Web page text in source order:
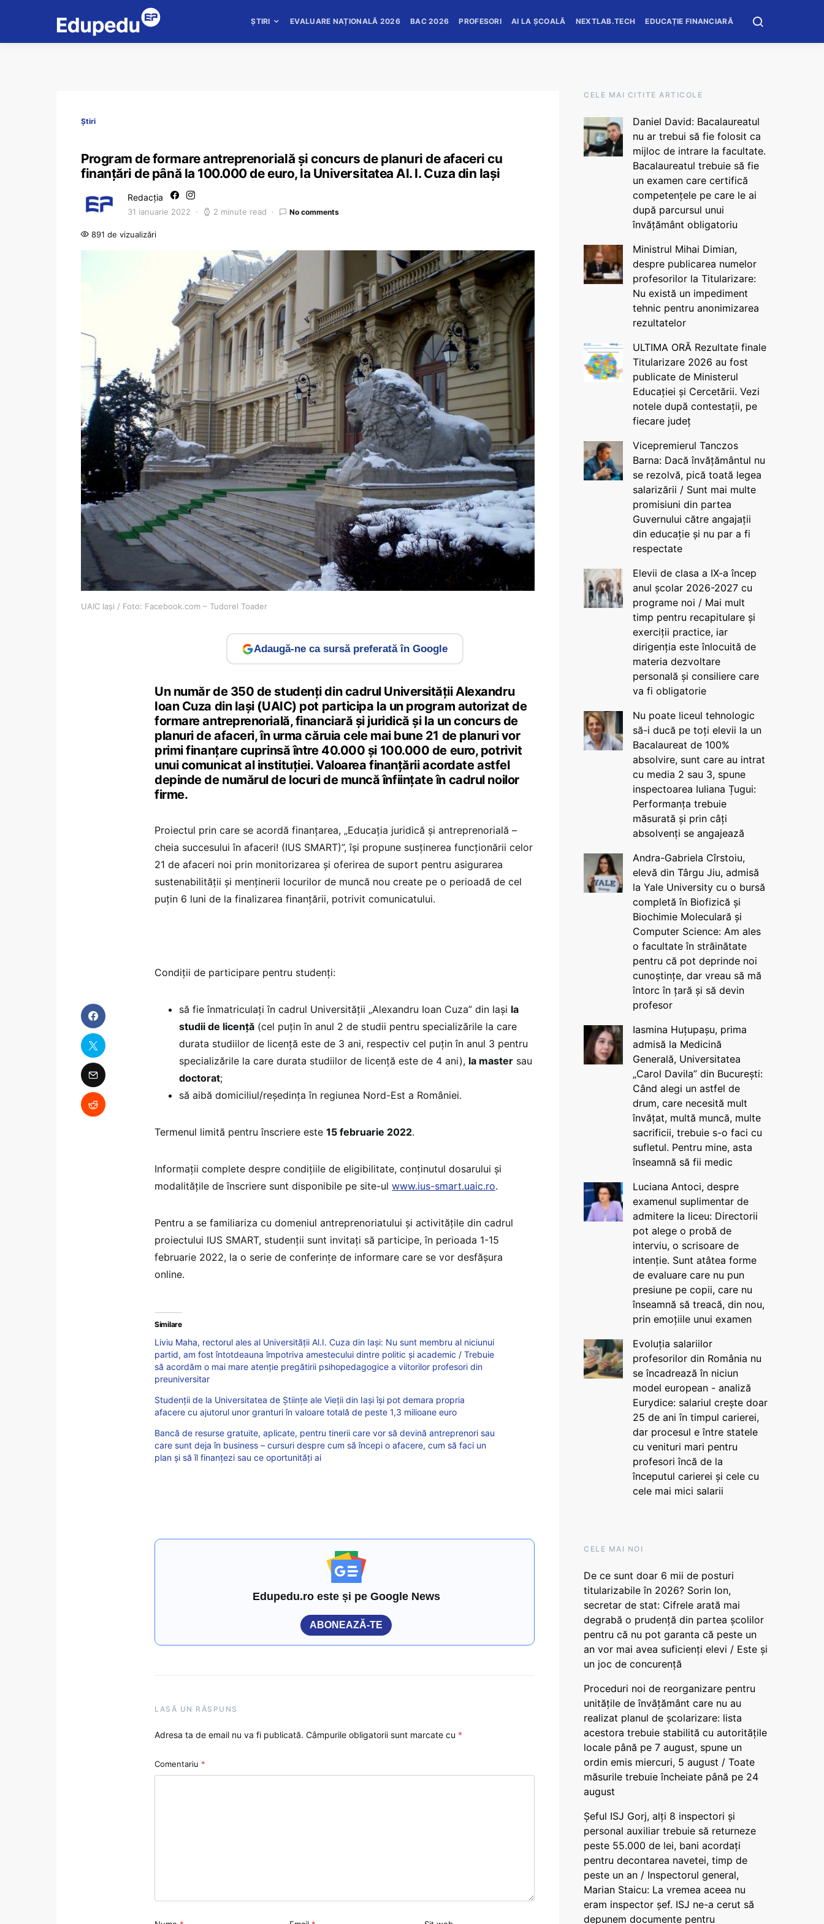
ȘTIRI EVALUARE NAȚIONALĂ 2026 BAC 2026 PROFESORI AI LA ȘCOALĂ NEXTLAB.TECH EDUCAȚIE FINANCIARĂ
Știri
Program de formare antreprenorială și concurs de planuri de afaceri cu
finanțări de până la 100.000 de euro, la Universitatea Al. I. Cuza din Iași
Redacția
31 ianuarie 2022 2 minute read No comments
891 de vizualizări
UAIC Iași / Foto: Facebook.com – Tudorel Toader
Adaugă-ne ca sursă preferată în Google
Un număr de 350 de studenți din cadrul Universității Alexandru
Ioan Cuza din Iași (UAIC) pot participa la un program autorizat de
formare antreprenorială, financiară și juridică și la un concurs de
planuri de afaceri, în urma căruia cele mai bune 21 de planuri vor
primi finanțare cuprinsă între 40.000 și 100.000 de euro, potrivit
unui comunicat al instituției. Valoarea finanțării acordate astfel
depinde de numărul de locuri de muncă înființate în cadrul noilor
firme.
Proiectul prin care se acordă finanțarea, „Educația juridică și antreprenorială –
cheia succesului în afaceri! (IUS SMART)”, își propune susținerea funcționării celor
21 de afaceri noi prin monitorizarea și oferirea de suport pentru asigurarea
sustenabilității și menținerii locurilor de muncă nou create pe o perioadă de cel
puțin 6 luni de la finalizarea finanțării, potrivit comunicatului.
Condiții de participare pentru studenți:
să fie înmatriculați în cadrul Universității „Alexandru Ioan Cuza” din Iași la
studii de licență (cel puțin în anul 2 de studii pentru specializările la care
durata studiilor de licență este de 3 ani, respectiv cel puțin în anul 3 pentru
specializările la care durata studiilor de licență este de 4 ani), la master sau
doctorat;
să aibă domiciliul/reședința în regiunea Nord-Est a României.
Termenul limită pentru înscriere este 15 februarie 2022.
Informații complete despre condițiile de eligibilitate, conținutul dosarului și
modalitățile de înscriere sunt disponibile pe site-ul www.ius-smart.uaic.ro.
Pentru a se familiariza cu domeniul antreprenoriatului și activitățile din cadrul
proiectului IUS SMART, studenții sunt invitați să participe, în perioada 1-15
februarie 2022, la o serie de conferințe de informare care se vor desfășura
online.
Similare
Liviu Maha, rectorul ales al Universității Al.I. Cuza din Iași: Nu sunt membru al niciunui
partid, am fost întotdeauna împotriva amestecului dintre politic și academic / Trebuie
să acordăm o mai mare atenție pregătirii psihopedagogice a viitorilor profesori din
preuniversitar
Studenții de la Universitatea de Științe ale Vieții din Iași își pot demara propria
afacere cu ajutorul unor granturi în valoare totală de peste 1,3 milioane euro
Bancă de resurse gratuite, aplicate, pentru tinerii care vor să devină antreprenori sau
care sunt deja în business – cursuri despre cum să începi o afacere, cum să faci un
plan și să îl finanțezi sau ce oportunități ai
Edupedu.ro este și pe Google News
ABONEAZĂ-TE
LASĂ UN RĂSPUNS
Adresa ta de email nu va fi publicată. Câmpurile obligatorii sunt marcate cu *
Comentariu *
CELE MAI CITITE ARTICOLE
Daniel David: Bacalaureatul
nu ar trebui să fie folosit ca
mijloc de intrare la facultate.
Bacalaureatul trebuie să fie
un examen care certifică
competențele pe care le ai
după parcursul unui
învățământ obligatoriu
Ministrul Mihai Dimian,
despre publicarea numelor
profesorilor la Titularizare:
Nu există un impediment
tehnic pentru anonimizarea
rezultatelor
ULTIMA ORĂ Rezultate finale
Titularizare 2026 au fost
publicate de Ministerul
Educației și Cercetării. Vezi
notele după contestații, pe
fiecare județ
Vicepremierul Tanczos
Barna: Dacă învățământul nu
se rezolvă, pică toată legea
salarizării / Sunt mai multe
promisiuni din partea
Guvernului către angajații
din educație și nu par a fi
respectate
Elevii de clasa a IX-a încep
anul școlar 2026-2027 cu
programe noi / Mai mult
timp pentru recapitulare și
exerciții practice, iar
dirigenția este înlocuită de
materia dezvoltare
personală și consiliere care
va fi obligatorie
Nu poate liceul tehnologic
să-i ducă pe toți elevii la un
Bacalaureat de 100%
absolvire, sunt care au intrat
cu media 2 sau 3, spune
inspectoarea Iuliana Țugui:
Performanța trebuie
măsurată și prin câți
absolvenți se angajează
Andra-Gabriela Cîrstoiu,
elevă din Târgu Jiu, admisă
la Yale University cu o bursă
completă în Biofizică și
Biochimie Moleculară și
Computer Science: Am ales
o facultate în străinătate
pentru că pot deprinde noi
cunoștințe, dar vreau să mă
întorc în țară și să devin
profesor
Iasmina Huțupașu, prima
admisă la Medicină
Generală, Universitatea
„Carol Davila” din București:
Când alegi un astfel de
drum, care necesită mult
învățat, multă muncă, multe
sacrificii, trebuie s-o faci cu
sufletul. Pentru mine, asta
înseamnă să fii medic
Luciana Antoci, despre
examenul suplimentar de
admitere la liceu: Directorii
pot alege o probă de
interviu, o scrisoare de
intenție. Sunt atâtea forme
de evaluare care nu pun
presiune pe copii, care nu
înseamnă să treacă, din nou,
prin emoțiile unui examen
Evoluția salariilor
profesorilor din România nu
se încadrează în niciun
model european - analiză
Eurydice: salariul crește doar
25 de ani în timpul carierei,
dar procesul e între statele
cu venituri mari pentru
profesori încă de la
începutul carierei și cele cu
cele mai mici salarii
CELE MAI NOI
De ce sunt doar 6 mii de posturi
titularizabile în 2026? Sorin Ion,
secretar de stat: Cifrele arată mai
degrabă o prudență din partea școlilor
pentru că nu pot garanta că peste un
an vor mai avea suficienți elevi / Este și
un joc de concurență
Proceduri noi de reorganizare pentru
unitățile de învățământ care nu au
realizat planul de școlarizare: lista
acestora trebuie stabilită cu autoritățile
locale până pe 7 august, spune un
ordin emis miercuri, 5 august / Toate
măsurile trebuie încheiate până pe 24
august
Șeful ISJ Gorj, alți 8 inspectori și
personal auxiliar trebuie să returneze
peste 55.000 de lei, bani acordați
pentru decontarea navetei, timp de
peste un an / Inspectorul general,
Marian Staicu: La vremea aceea nu
eram inspector șef. ISJ ne-a cerut să
depunem documente pentru